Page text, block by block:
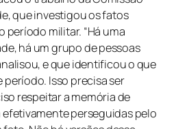
que investigou os fatos
militar. “Há uma
há um grupo de pessoas
e que identificou o que
Isso precisa ser
respeitar a memória de
perseguidas pelo